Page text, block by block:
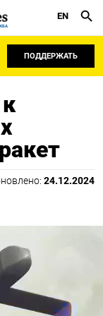
EN
ПОДДЕРЖАТЬ
24.12.2024